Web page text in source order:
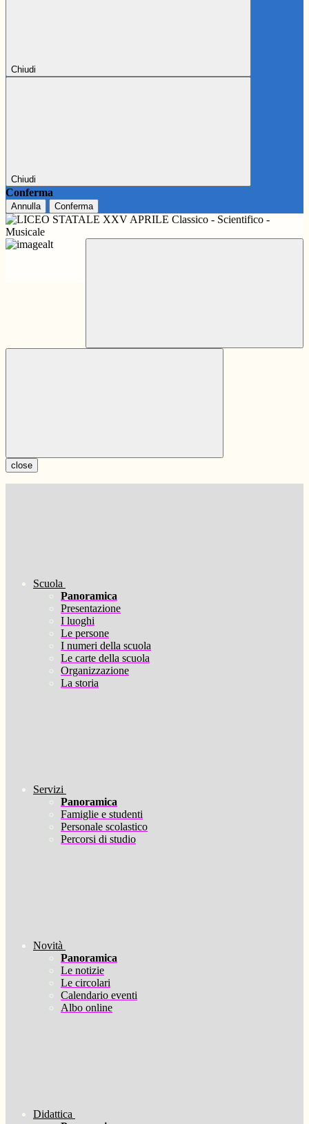
Chiudi
Chiudi
Conferma
Annulla Conferma
close
Scuola
Panoramica
Presentazione
I luoghi
Le persone
I numeri della scuola
Le carte della scuola
Organizzazione
La storia
Servizi
Panoramica
Famiglie e studenti
Personale scolastico
Percorsi di studio
Novità
Panoramica
Le notizie
Le circolari
Calendario eventi
Albo online
Didattica